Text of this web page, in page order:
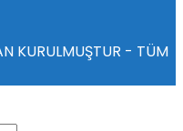
KURULMUŞTUR - TÜM